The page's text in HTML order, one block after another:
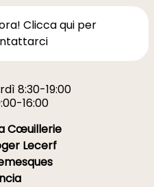
Clicca qui per
8:30-19:00
16:00
Cœuillerie
Lecerf